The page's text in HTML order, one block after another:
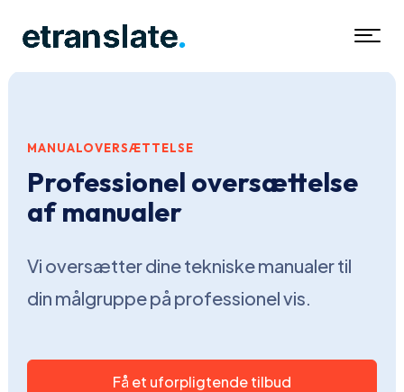
MANUALOVERSÆTTELSE
Professionel oversættelse
af manualer
Vi oversætter dine tekniske manualer til
din målgruppe på professionel vis.
Få et uforpligtende tilbud